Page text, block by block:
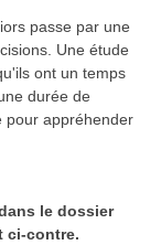
passe par une
Une étude
ont un temps
durée de
pour appréhender
le dossier
ci-contre.